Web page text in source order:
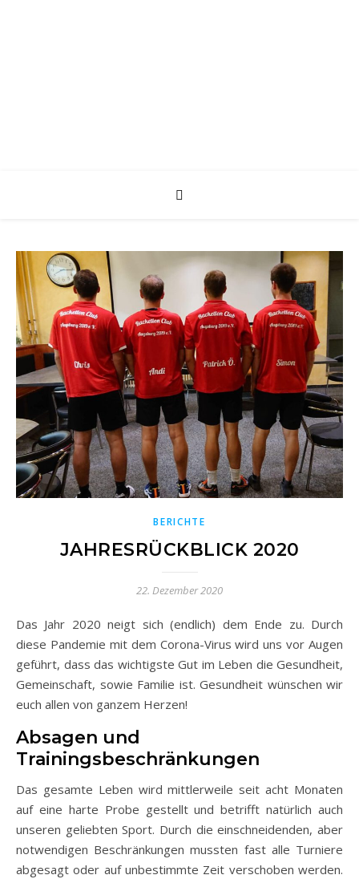
BERICHTE
JAHRESRÜCKBLICK 2020
22. Dezember 2020
Das Jahr 2020 neigt sich (endlich) dem Ende zu. Durch
diese Pandemie mit dem Corona-Virus wird uns vor Augen
geführt, dass das wichtigste Gut im Leben die Gesundheit,
Gemeinschaft, sowie Familie ist. Gesundheit wünschen wir
euch allen von ganzem Herzen!
Absagen und
Trainingsbeschränkungen
Das gesamte Leben wird mittlerweile seit acht Monaten
auf eine harte Probe gestellt und betrifft natürlich auch
unseren geliebten Sport. Durch die einschneidenden, aber
notwendigen Beschränkungen mussten fast alle Turniere
abgesagt oder auf unbestimmte Zeit verschoben werden.